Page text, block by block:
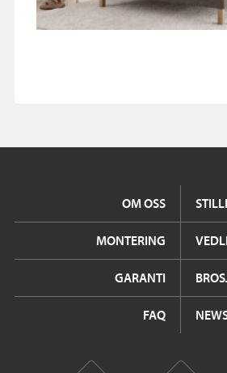
OM OSS
MONTERING
GARANTI
FAQ